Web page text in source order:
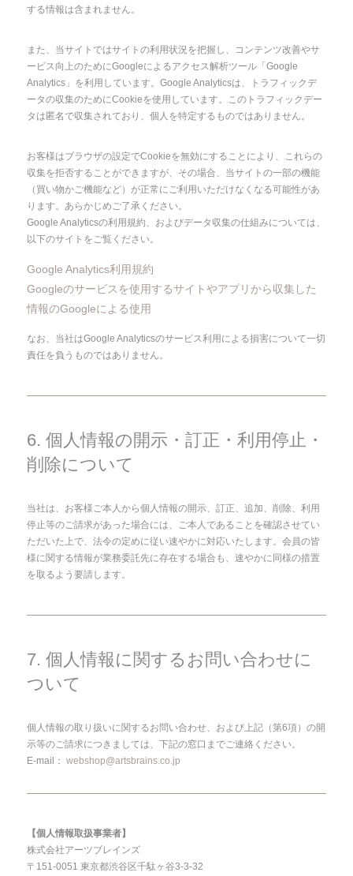
する情報は含まれません。
また、当サイトではサイトの利用状況を把握し、コンテンツ改善やサ
ービス向上のためにGoogleによるアクセス解析ツール「Google
Analytics」を利用しています。Google Analyticsは、トラフィックデ
ータの収集のためにCookieを使用しています。このトラフィックデー
タは匿名で収集されており、個人を特定するものではありません。
お客様はブラウザの設定でCookieを無効にすることにより、これらの
収集を拒否することができますが、その場合、当サイトの一部の機能
（買い物かご機能など）が正常にご利用いただけなくなる可能性があ
ります。あらかじめご了承ください。
Google Analyticsの利用規約、およびデータ収集の仕組みについては、
以下のサイトをご覧ください。
Google Analytics利用規約
Googleのサービスを使用するサイトやアプリから収集した
情報のGoogleによる使用
なお、当社はGoogle Analyticsのサービス利用による損害について一切
責任を負うものではありません。
6. 個人情報の開示・訂正・利用停止・
削除について
当社は、お客様ご本人から個人情報の開示、訂正、追加、削除、利用
停止等のご請求があった場合には、ご本人であることを確認させてい
ただいた上で、法令の定めに従い速やかに対応いたします。会員の皆
様に関する情報が業務委託先に存在する場合も、速やかに同様の措置
を取るよう要請します。
7. 個人情報に関するお問い合わせに
ついて
個人情報の取り扱いに関するお問い合わせ、および上記（第6項）の開
示等のご請求につきましては、下記の窓口までご連絡ください。
E-mail：webshop@artsbrains.co.jp
【個人情報取扱事業者】
株式会社アーツブレインズ
〒151-0051 東京都渋谷区千駄ヶ谷3-3-32